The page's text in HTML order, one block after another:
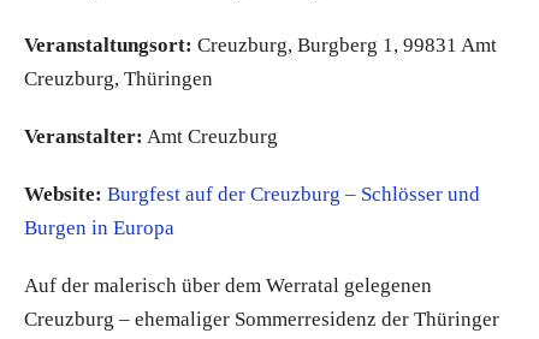
Veranstaltungsort: Creuzburg, Burgberg 1, 99831 Amt
Creuzburg, Thüringen
Veranstalter: Amt Creuzburg
Website: Burgfest auf der Creuzburg – Schlösser und
Burgen in Europa
Auf der malerisch über dem Werratal gelegenen
Creuzburg – ehemaliger Sommerresidenz der Thüringer